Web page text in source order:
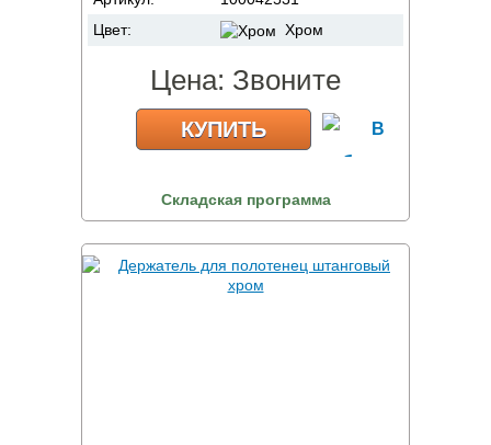
Цвет:
Хром
Цена: Звоните
КУПИТЬ
Складская программа